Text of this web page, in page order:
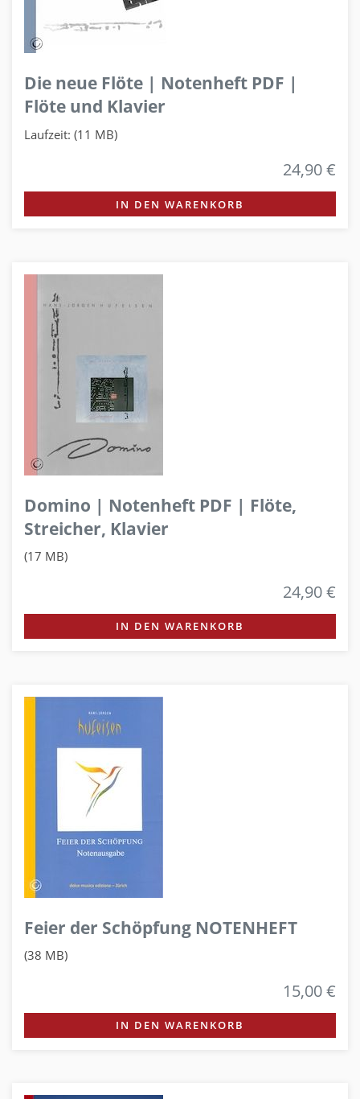
Die neue Flöte | Notenheft PDF |
Flöte und Klavier
Laufzeit: (11 MB)
24,90 €
IN DEN WARENKORB
Domino | Notenheft PDF | Flöte,
Streicher, Klavier
(17 MB)
24,90 €
IN DEN WARENKORB
Feier der Schöpfung NOTENHEFT
(38 MB)
15,00 €
IN DEN WARENKORB